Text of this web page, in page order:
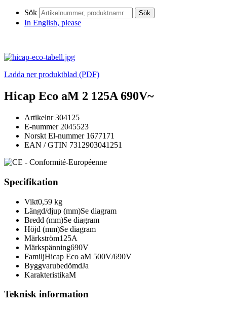
Sök Sök
In English, please
Ladda ner produktblad (PDF)
Hicap Eco aM 2 125A 690V~
Artikelnr304125
E-nummer2045523
Norskt El-nummer1677171
EAN / GTIN 7312903041251
Specifikation
Vikt0,59 kg
Längd/djup (mm)Se diagram
Bredd (mm)Se diagram
Höjd (mm)Se diagram
Märkström125A
Märkspänning690V
FamiljHicap Eco aM 500V/690V
ByggvarubedömdJa
KarakteristikaM
Teknisk information